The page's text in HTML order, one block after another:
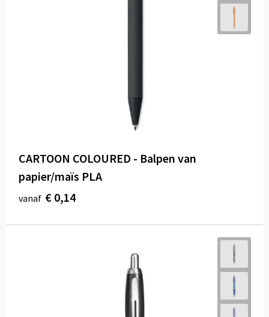
CARTOON COLOURED - Balpen van
papier/maïs PLA
vanaf € 0,14